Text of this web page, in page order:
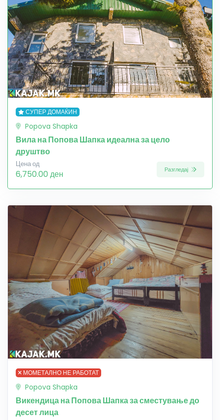
СУПЕР ДОМАЌИН
Popova Shapka
Вила на Попова Шапка идеална за цело
друштво
Цена од
6,750.00 ден Разгледај
МОМЕТАЛНО НЕ РАБОТАТ
Popova Shapka
Викендица на Попова Шапка за сместување до
десет лица